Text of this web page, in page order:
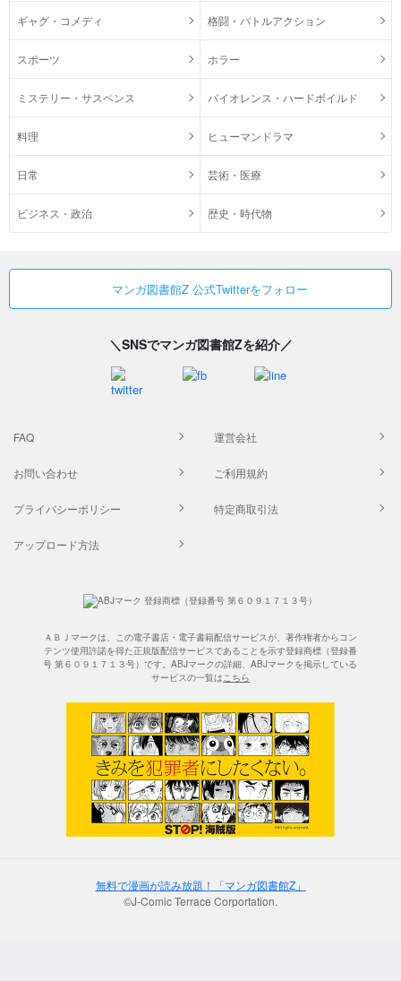
ギャグ・コメディ 格闘・バトルアクション
スポーツ ホラー
ミステリー・サスペンス バイオレンス・ハードボイルド
料理 ヒューマンドラマ
日常 芸術・医療
ビジネス・政治 歴史・時代物
マンガ図書館Z 公式Twitterをフォロー
＼SNSでマンガ図書館Zを紹介／
FAQ 運営会社
お問い合わせ ご利用規約
プライバシーポリシー 特定商取引法
アップロード方法
ＡＢＪマークは、この電子書店・電子書籍配信サービスが、著作権者からコン
テンツ使用許諾を得た正規版配信サービスであることを示す登録商標（登録番
号 第６０９１７１３号）です。ABJマークの詳細、ABJマークを掲示している
サービスの一覧はこちら
無料で漫画が読み放題！「マンガ図書館Z」
©J-Comic Terrace Corportation.